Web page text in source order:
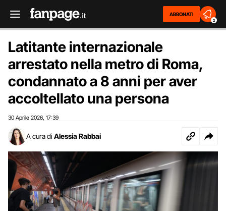
ABBONATI
2
Latitante internazionale
arrestato nella metro di Roma,
condannato a 8 anni per aver
accoltellato una persona
30 Aprile 2026 17:39
A cura di Alessia Rabbai